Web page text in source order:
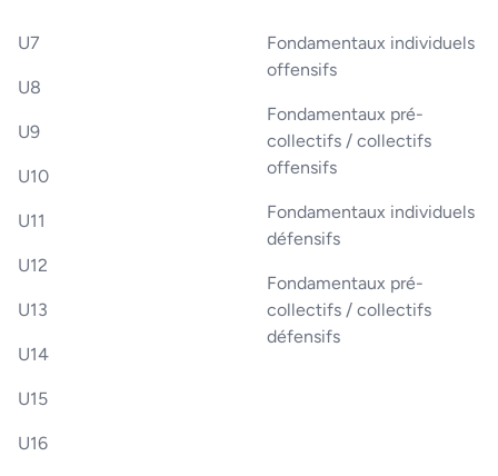
U7
U8
U9
U10
U11
U12
U13
U14
U15
U16
Fondamentaux individuels
offensifs
Fondamentaux pré-
collectifs / collectifs
offensifs
Fondamentaux individuels
défensifs
Fondamentaux pré-
collectifs / collectifs
défensifs